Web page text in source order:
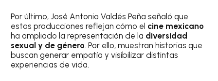
Por último, José Antonio Valdés Peña señaló que
estas producciones reflejan cómo el cine mexicano
ha ampliado la representación de la diversidad
sexual y de género. Por ello, muestran historias que
buscan generar empatía y visibilizar distintas
experiencias de vida.